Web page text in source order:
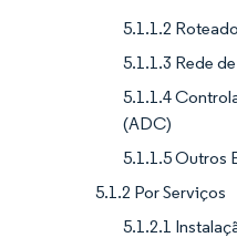
5.1.1.2
5.1.1.3 Rede
5.1.1.4
(ADC)
5.1.1.5 Outros
5.1.2 Por Serviços
5.1.2.1